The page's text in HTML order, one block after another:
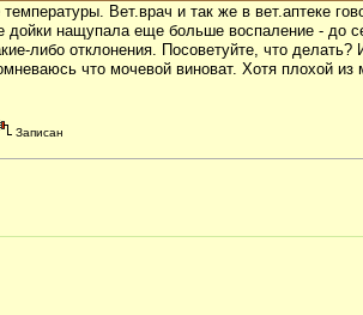
Вет.врач и так же в вет.аптеке
дойки нащупала еще больше воспаление - до
либо отклонения. Посоветуйте, что делать?
что мочевой виноват. Хотя плохой из
Записан